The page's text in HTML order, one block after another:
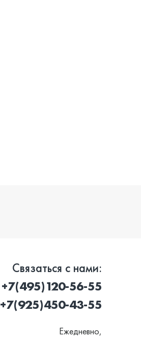
Связаться с нами:
+7(495)120-56-55
+7(925)450-43-55
Ежедневно,